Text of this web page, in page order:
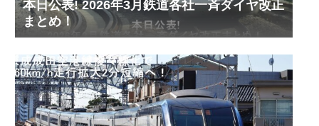
本日公表! 2026年3月鉄道各社一斉ダイヤ改正
まとめ！